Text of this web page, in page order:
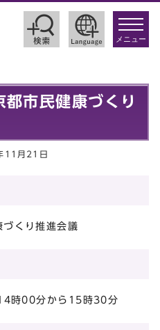
toggle
メニュー
市民健康づくり
11月21日
くり推進会議
時00分から15時30分